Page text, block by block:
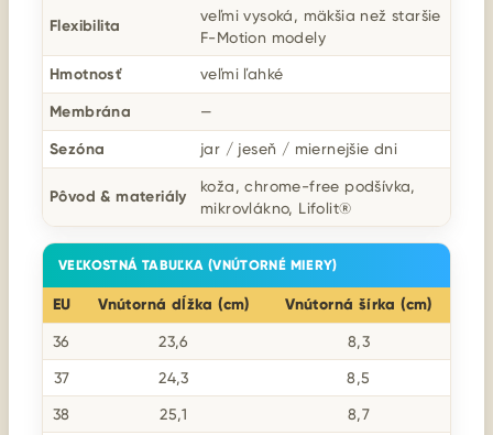
Flexibilita
veľmi vysoká, mäkšia než staršie
F-Motion modely
Hmotnosť veľmi ľahké
Membrána —
Sezóna jar / jeseň / miernejšie dni
Pôvod & materiály
koža, chrome-free podšívka,
mikrovlákno, Lifolit®
VEĽKOSTNÁ TABUĽKA (VNÚTORNÉ MIERY)
EU Vnútorná dĺžka (cm) Vnútorná šírka (cm)
36 23,6 8,3
37 24,3 8,5
38 25,1 8,7